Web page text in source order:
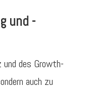
und -
des Growth-
auch zu